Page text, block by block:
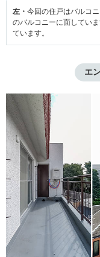
左・ 今回の住戸はバルコ
のバルコニーに面してい
ています。
エ